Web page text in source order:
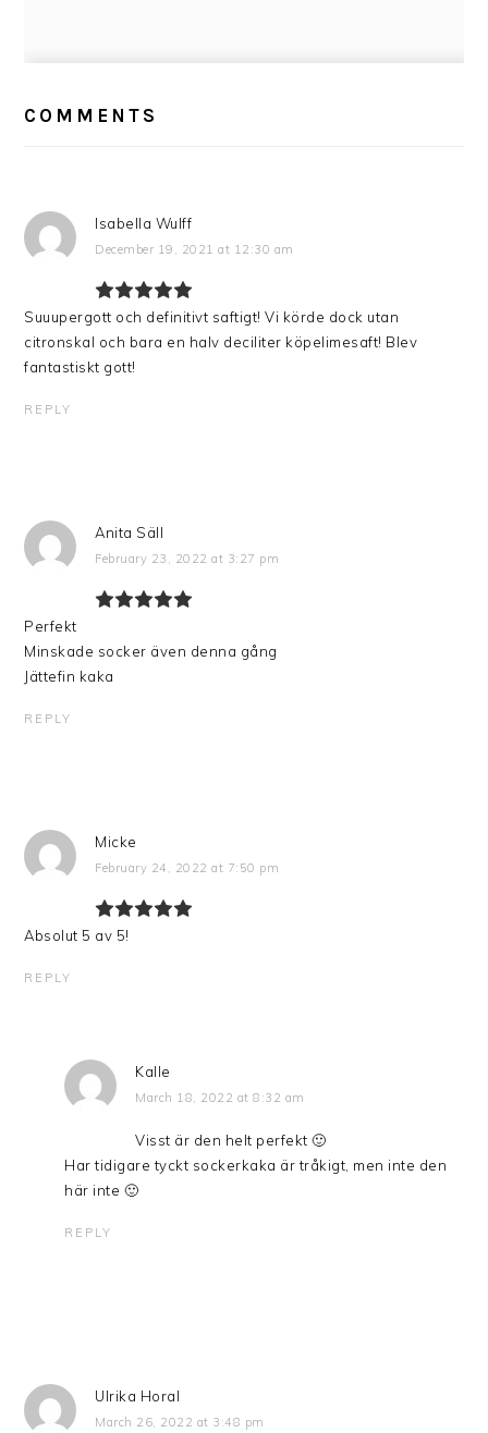
INTERACTIONS
COMMENTS
Isabella Wulff
December 19, 2021 at 12:30 am
Suuupergott och definitivt saftigt! Vi körde dock utan
citronskal och bara en halv deciliter köpelimesaft! Blev
fantastiskt gott!
REPLY
Anita Säll
February 23, 2022 at 3:27 pm
Perfekt
Minskade socker även denna gång
Jättefin kaka
REPLY
Micke
February 24, 2022 at 7:50 pm
Absolut 5 av 5!
REPLY
Kalle
March 18, 2022 at 8:32 am
Visst är den helt perfekt 🙂
Har tidigare tyckt sockerkaka är tråkigt, men inte den
här inte 🙂
REPLY
Ulrika Horal
March 26, 2022 at 3:48 pm